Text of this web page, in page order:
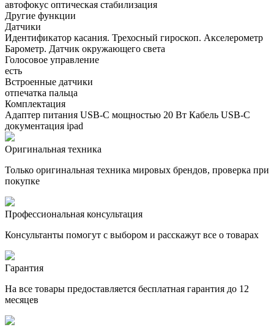
автофокус оптическая стабилизация
Другие функции
Датчики
Идентификатор касания. Трехосный гироскоп. Акселерометр
Барометр. Датчик окружающего света
Голосовое управление
есть
Встроенные датчики
отпечатка пальца
Комплектация
Адаптер питания USB‑C мощностью 20 Вт Кабель USB-C
документация ipad
Оригинальная техника
Только оригинальная техника мировых брендов, проверка при
покупке
Профессиональная консультация
Консультанты помогут с выбором и расскажут все о товарах
Гарантия
На все товары предоставляется бесплатная гарантия до 12
месяцев